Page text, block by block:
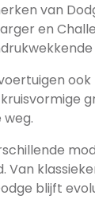
van
en
Van
blijft